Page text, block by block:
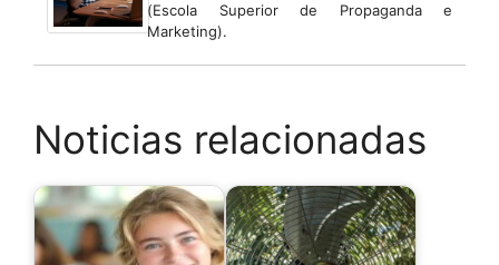
(Escola Superior de Propaganda e
Marketing).
Noticias relacionadas